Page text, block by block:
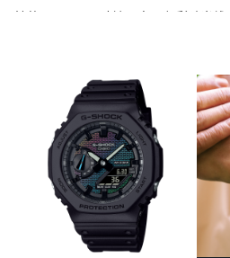
性的G-SHOCK砖墙图案，色彩随光线
基础型号包括标志性的G-SHOCK
均装饰有初代G-SHOCK型号标志性
GM-5600RW型号的内表圈经过彩虹
着光线角度随机变化。 GA-2100RW
银漆上通过彩虹渐变沉积，利用激光
砖墙图案。 在此基础上，GM-
配了黑色IP涂层金属表圈。通过独特